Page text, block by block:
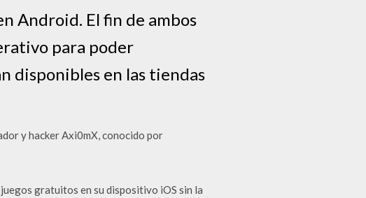
Android. El fin de ambos
para poder
disponibles en las tiendas
y hacker Axi0mX, conocido por
gratuitos en su dispositivo iOS sin la